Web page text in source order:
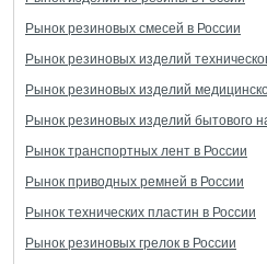
Рынок резиновых смесей в России
Рынок резиновых изделий
Рынок резиновых изделий
Рынок резиновых изделий бытового
Рынок транспортных лент в России
Рынок приводных ремней в России
Рынок технических пластин в России
Рынок резиновых грелок в России